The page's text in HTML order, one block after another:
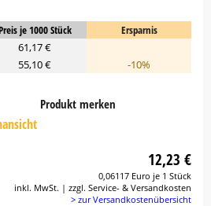
je 1000 Stück
Ersparnis
61,17 €
55,10 € -10%
Platzhalter
Button
Produkt merken
12,23 €
0,06117 Euro je 1 Stück
inkl. MwSt. | zzgl. Service- & Versandkosten
> zur Versandkostenübersicht